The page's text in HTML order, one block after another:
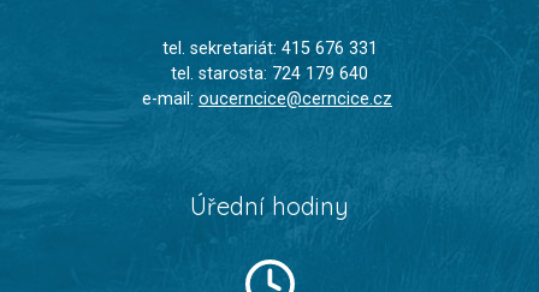
tel. sekretariát: 415 676 331
tel. starosta: 724 179 640
e-mail: oucerncice@cerncice.cz
Úřední hodiny